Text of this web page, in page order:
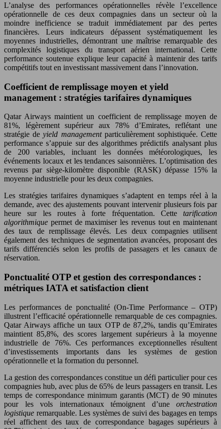
L’analyse des performances opérationnelles révèle l’excellence
opérationnelle de ces deux compagnies dans un secteur où la
moindre inefficience se traduit immédiatement par des pertes
financières. Leurs indicateurs dépassent systématiquement les
moyennes industrielles, démontrant une maîtrise remarquable des
complexités logistiques du transport aérien international. Cette
performance soutenue explique leur capacité à maintenir des tarifs
compétitifs tout en investissant massivement dans l’innovation.
Coefficient de remplissage moyen et yield
management : stratégies tarifaires dynamiques
Qatar Airways maintient un coefficient de remplissage moyen de
81%, légèrement supérieur aux 78% d’Emirates, reflétant une
stratégie deyield management particulièrement sophistiquée. Cette
performance s’appuie sur des algorithmes prédictifs analysant plus
de 200 variables, incluant les données météorologiques, les
événements locaux et les tendances saisonnières. L’optimisation des
revenus par siège-kilomètre disponible (RASK) dépasse 15% la
moyenne industrielle pour les deux compagnies.
Les stratégies tarifaires dynamiques s’adaptent en temps réel à la
demande, avec des ajustements pouvant intervenir plusieurs fois par
heure sur les routes à forte fréquentation. Cette tarification
algorithmique permet de maximiser les revenus tout en maintenant
des taux de remplissage élevés. Les deux compagnies utilisent
également des techniques de segmentation avancées, proposant des
tarifs différenciés selon les profils de passagers et les canaux de
réservation.
Ponctualité OTP et gestion des correspondances :
métriques IATA et satisfaction client
Les performances de ponctualité (On-Time Performance – OTP)
illustrent l’efficacité opérationnelle remarquable de ces compagnies.
Qatar Airways affiche un taux OTP de 87,2%, tandis qu’Emirates
maintient 85,8%, des scores largement supérieurs à la moyenne
industrielle de 76%. Ces performances exceptionnelles résultent
d’investissements importants dans les systèmes de gestion
opérationnelle et la formation du personnel.
La gestion des correspondances constitue un défi particulier pour ces
compagnies hub, avec plus de 65% de leurs passagers en transit. Les
temps de correspondance minimum garantis (MCT) de 90 minutes
pour les vols internationaux témoignent d’une orchestration
logistique remarquable. Les systèmes de suivi des bagages en temps
réel affichent des taux de correspondance bagages supérieurs à